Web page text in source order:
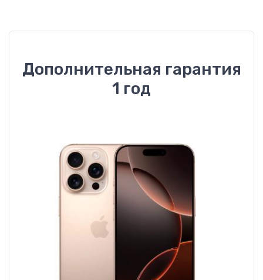
Дополнительная гарантия
1 год